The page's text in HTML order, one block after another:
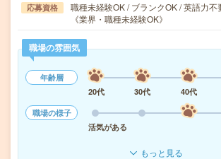
応募資格
職種未経験OK / ブランクOK / 英語力不
《業界・職種未経験OK》
職場の雰囲気
年齢層
20代
30代 40代
職場の様子
活気がある
もっと見る